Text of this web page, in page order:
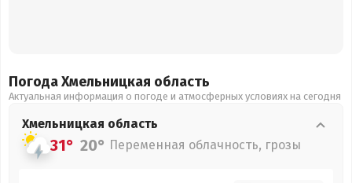
Погода Хмельницкая область
Актуальная информация о погоде и атмосферных условиях на сегодня
Хмельницкая область
31° 20° Переменная облачность, грозы